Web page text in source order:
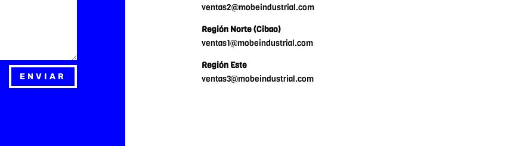
ENVIAR
ventas2@mobeindustrial.com
Región Norte (Cibao)
ventas1@mobeindustrial.com
Región Este
ventas3@mobeindustrial.com